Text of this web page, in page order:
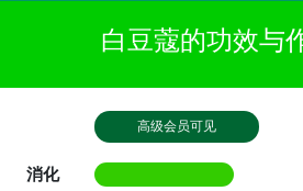
白豆蔻的功效与
高级会员可见
消化